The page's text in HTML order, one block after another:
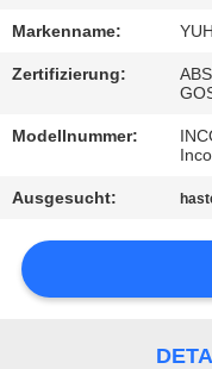
UNS
IN
FORDERN
SIE EIN
COMPANY
Markenname:
Zertifizierung:
Modellnummer:
Ausgesucht: